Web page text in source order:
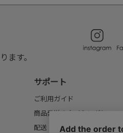
ます。
サポート
ご利用ガイド
商品発送のタイミングについて
配送・送料について